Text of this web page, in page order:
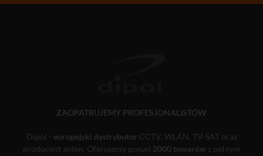
ZAOPATRUJEMY PROFESJONALISTÓW
Dipol - europejski dystrybutor CCTV, WLAN, TV-SAT oraz
producent anten. Oferujemy ponad 2000 towarówz pełnym